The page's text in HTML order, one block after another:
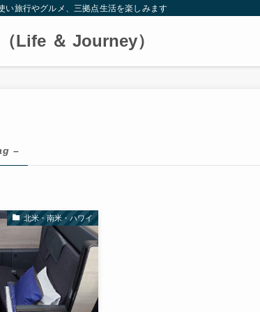
い旅行やグルメ、三拠点生活を楽しみます
Life ＆ Journey）
–
北米・南米・ハワイ